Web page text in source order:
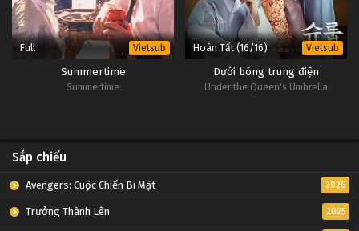
Full Vietsub
Summertime
Summertime
Hoàn Tất (16/16) Vietsub
Dưới bóng trung điện
Under the Queen's Umbrella
Sắp chiếu
Avengers: Cuộc Chiến Bí Mật 2026
Trưởng Thành Lên 2025